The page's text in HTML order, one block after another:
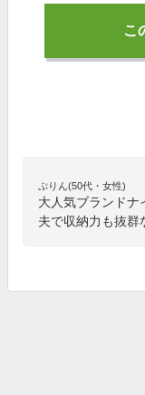
こ
ぷりん(50代・女性)
大人気ブランドナ
夫で収納力も抜群